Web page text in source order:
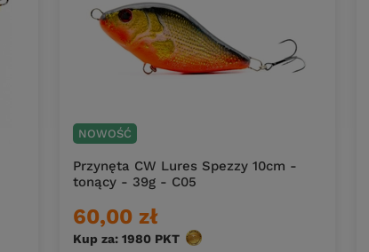
NOWOŚĆ
Przynęta CW Lures Spezzy 10cm -
tonący - 39g - C05
60,00 zł
Kup za: 1980 PKT punktów